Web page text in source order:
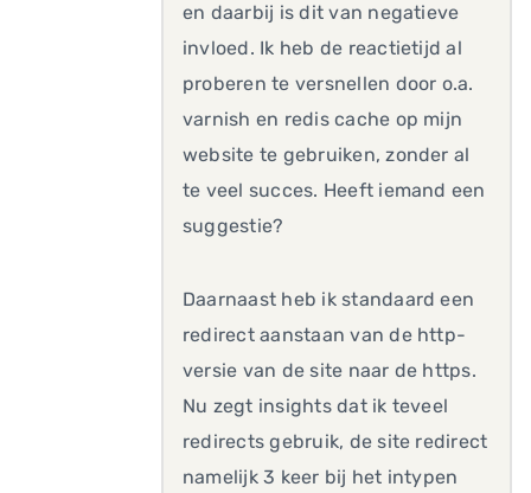
en daarbij is dit van negatieve
invloed. Ik heb de reactietijd al
proberen te versnellen door o.a.
varnish en redis cache op mijn
website te gebruiken, zonder al
te veel succes. Heeft iemand een
suggestie?
Daarnaast heb ik standaard een
redirect aanstaan van de http-
versie van de site naar de https.
Nu zegt insights dat ik teveel
redirects gebruik, de site redirect
namelijk 3 keer bij het intypen